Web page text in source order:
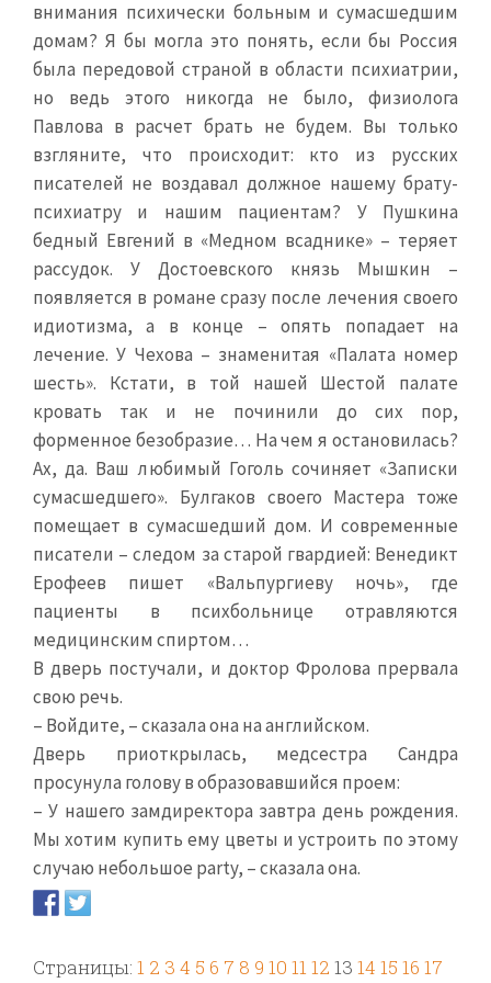
внимания психически больным и сумасшедшим
домам? Я бы могла это понять, если бы Россия
была передовой страной в области психиатрии,
но ведь этого никогда не было, физиолога
Павлова в расчет брать не будем. Вы только
взгляните, что происходит: кто из русских
писателей не воздавал должное нашему брату-
психиатру и нашим пациентам? У Пушкина
бедный Евгений в «Медном всаднике» – теряет
рассудок. У Достоевского князь Мышкин –
появляется в романе сразу после лечения своего
идиотизма, а в конце – опять попадает на
лечение. У Чехова – знаменитая «Палата номер
шесть». Кстати, в той нашей Шестой палате
кровать так и не починили до сих пор,
форменное безобразие… На чем я остановилась?
Ах, да. Ваш любимый Гоголь сочиняет «Записки
сумасшедшего». Булгаков своего Мастера тоже
помещает в сумасшедший дом. И современные
писатели – следом за старой гвардией: Венедикт
Ерофеев пишет «Вальпургиеву ночь», где
пациенты в психбольнице отравляются
медицинским спиртом…
В дверь постучали, и доктор Фролова прервала
свою речь.
– Войдите, – сказала она на английском.
Дверь приоткрылась, медсестра Сандра
просунула голову в образовавшийся проем:
– У нашего замдиректора завтра день рождения.
Мы хотим купить ему цветы и устроить по этому
случаю небольшое party, – сказала она.
Страницы: 1 2 3 4 5 6 7 8 9 10 1112 13 14 15 16 17